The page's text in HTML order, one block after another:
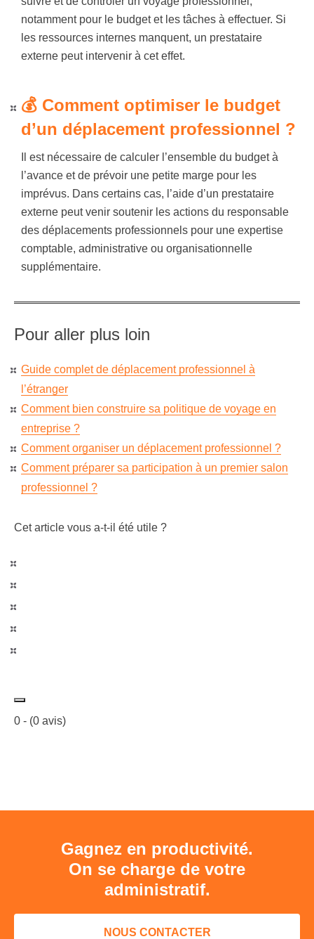
notamment pour le budget et les tâches à effectuer. Si
les ressources internes manquent, un prestataire
externe peut intervenir à cet effet.
💰 Comment optimiser le budget
d’un déplacement professionnel ?
Il est nécessaire de calculer l’ensemble du budget à
l’avance et de prévoir une petite marge pour les
imprévus. Dans certains cas, l’aide d’un prestataire
externe peut venir soutenir les actions du responsable
des déplacements professionnels pour une expertise
comptable, administrative ou organisationnelle
supplémentaire.
Pour aller plus loin
Guide complet de déplacement professionnel à
l’étranger
Comment bien construire sa politique de voyage en
entreprise ?
Comment organiser un déplacement professionnel ?
Comment préparer sa participation à un premier salon
professionnel ?
Cet article vous a-t-il été utile ?
0 - (0 avis)
Gagnez en productivité.
On se charge de votre
administratif.
NOUS CONTACTER